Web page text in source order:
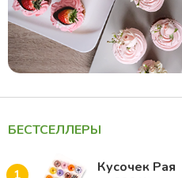
БЕСТСЕЛЛЕРЫ
1 Кусочек Рая